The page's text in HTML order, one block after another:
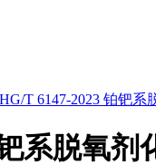
HG/T 6147-2023 铂钯系
系脱氧剂